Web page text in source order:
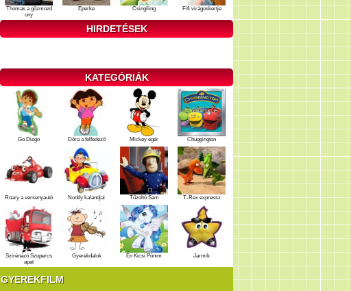
Thomas a gőzmozd
ony
Eperke Csingiling Fifi virágoskertje
HIRDETÉSEK
KATEGÓRIÁK
Go Diego Dóra a felfedező Mickey egér Chuggington
Roary a versenyautó Noddy kalandjai Tűzoltó Sam T-Rex expressz
Szirénázó Szupercs
apat
Gyerekdalok Én Kicsi Pónim Jarmik
GYEREKFILM